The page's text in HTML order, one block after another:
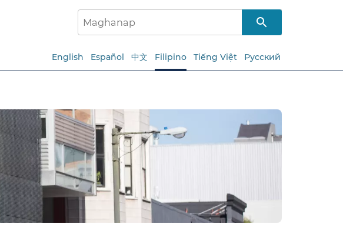
English Español 中文 Filipino Tiếng Việt Русский